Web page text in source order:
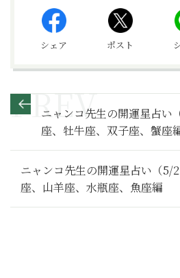
シェア ポスト
ニャンコ先生の開運星占い
座、牡牛座、双子座、蟹座
ニャンコ先生の開運星占い（5/
座、山羊座、水瓶座、魚座編